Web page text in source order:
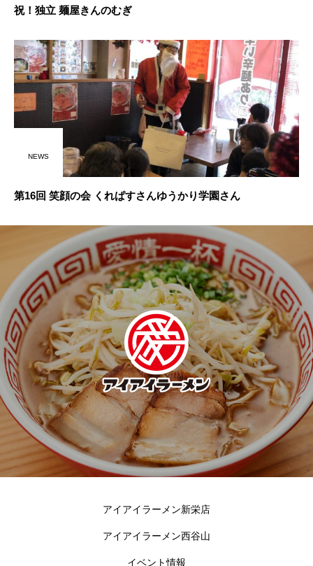
祝！独立 麺屋きんのむぎ
NEWS
第16回 笑顔の会 くれぱすさんゆうかり学園さん
アイアイラーメン新栄店
アイアイラーメン西谷山
イベント情報